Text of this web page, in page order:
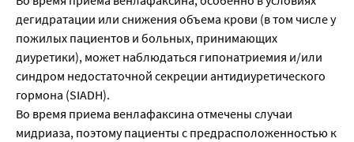
дегидратации или снижения объема крови (в том числе у
пожилых пациентов и больных, принимающих
диуретики), может наблюдаться гипонатриемия и/или
синдром недостаточной секреции антидиуретического
гормона (SIADH).
Во время приема венлафаксина отмечены случаи
мидриаза, поэтому пациенты с предрасположенностью к